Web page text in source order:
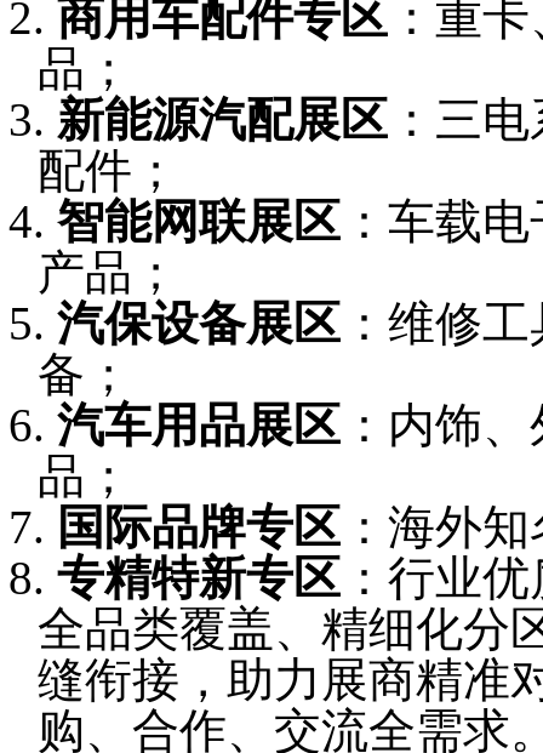
2. 商用车配件专区 ：重
品；
3. 新能源汽配展区 ：三
配件；
4. 智能网联展区 ：车载
产品；
5. 汽保设备展区 ：维修
备；
6. 汽车用品展区 ：内饰
品；
7. 国际品牌专区 ：海外
8. 专精特新专区 ：行业
全品类覆盖、精细化分
缝衔接，助力展商精准
购、合作、交流全需求